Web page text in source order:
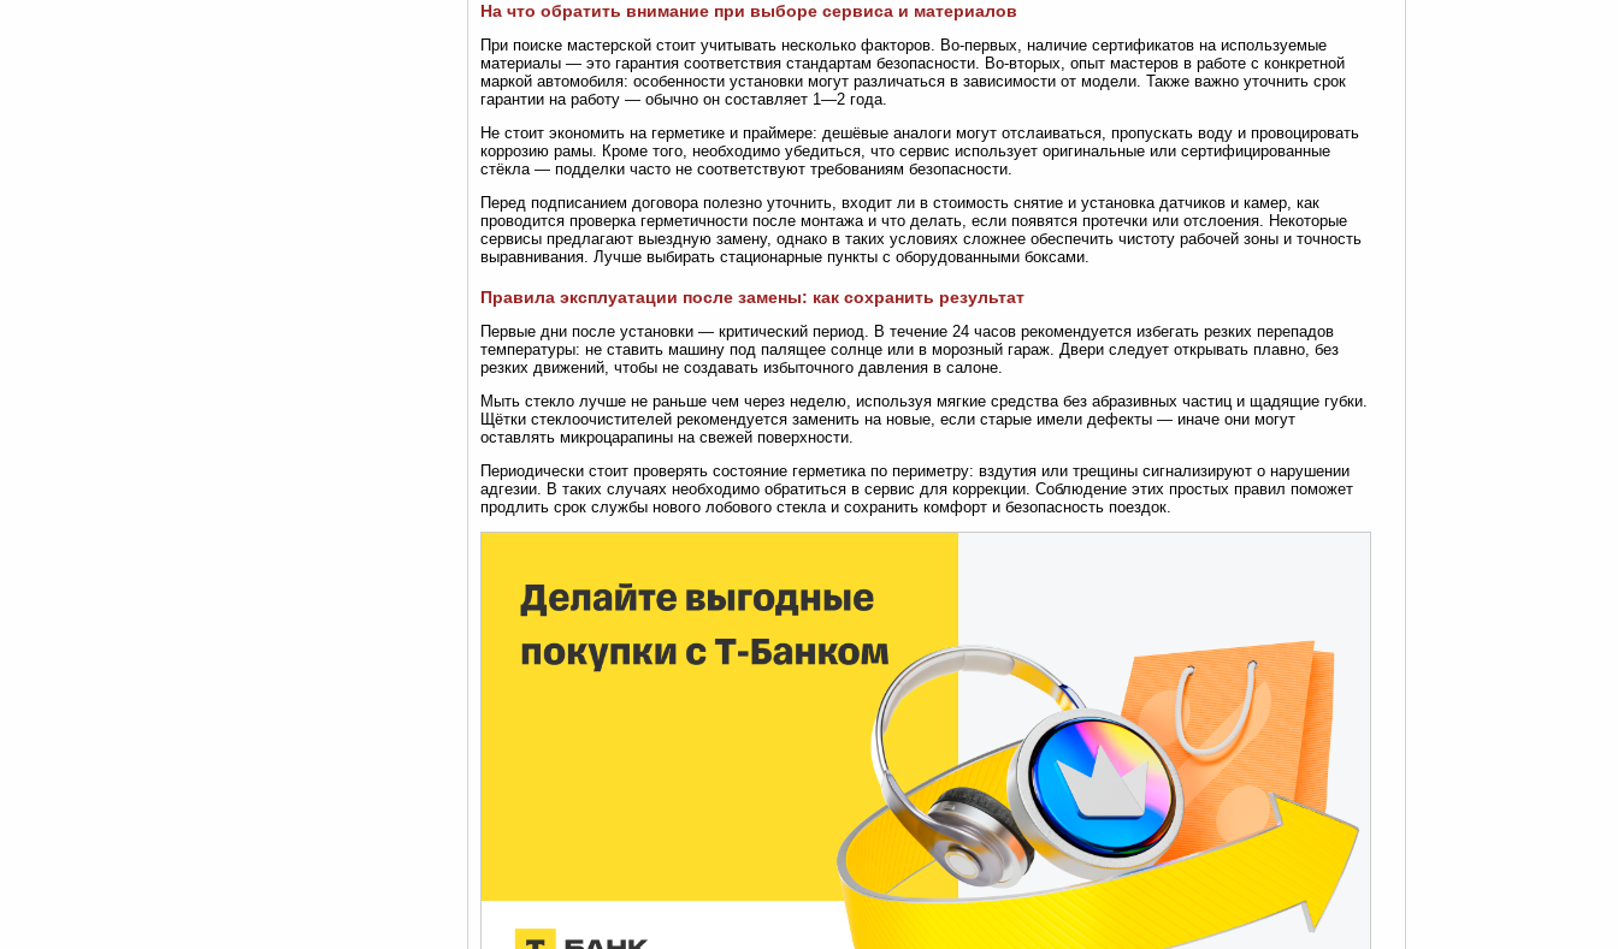
На что обратить внимание при выборе сервиса и материалов
При поиске мастерской стоит учитывать несколько факторов. Во-первых, наличие сертификатов на используемые
материалы — это гарантия соответствия стандартам безопасности. Во-вторых, опыт мастеров в работе с конкретной
маркой автомобиля: особенности установки могут различаться в зависимости от модели. Также важно уточнить срок
гарантии на работу — обычно он составляет 1—2 года.
Не стоит экономить на герметике и праймере: дешёвые аналоги могут отслаиваться, пропускать воду и провоцировать
коррозию рамы. Кроме того, необходимо убедиться, что сервис использует оригинальные или сертифицированные
стёкла — подделки часто не соответствуют требованиям безопасности.
Перед подписанием договора полезно уточнить, входит ли в стоимость снятие и установка датчиков и камер, как
проводится проверка герметичности после монтажа и что делать, если появятся протечки или отслоения. Некоторые
сервисы предлагают выездную замену, однако в таких условиях сложнее обеспечить чистоту рабочей зоны и точность
выравнивания. Лучше выбирать стационарные пункты с оборудованными боксами.
Правила эксплуатации после замены: как сохранить результат
Первые дни после установки — критический период. В течение 24 часов рекомендуется избегать резких перепадов
температуры: не ставить машину под палящее солнце или в морозный гараж. Двери следует открывать плавно, без
резких движений, чтобы не создавать избыточного давления в салоне.
Мыть стекло лучше не раньше чем через неделю, используя мягкие средства без абразивных частиц и щадящие губки.
Щётки стеклоочистителей рекомендуется заменить на новые, если старые имели дефекты — иначе они могут
оставлять микроцарапины на свежей поверхности.
Периодически стоит проверять состояние герметика по периметру: вздутия или трещины сигнализируют о нарушении
адгезии. В таких случаях необходимо обратиться в сервис для коррекции. Соблюдение этих простых правил поможет
продлить срок службы нового лобового стекла и сохранить комфорт и безопасность поездок.